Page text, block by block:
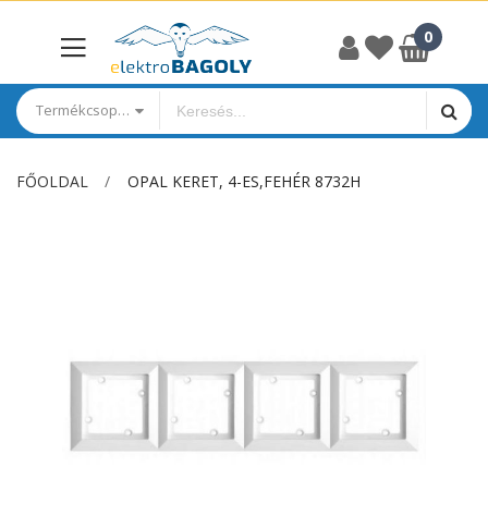
Termékcsoportok
FŐOLDAL OPAL KERET, 4-ES,FEHÉR 8732H